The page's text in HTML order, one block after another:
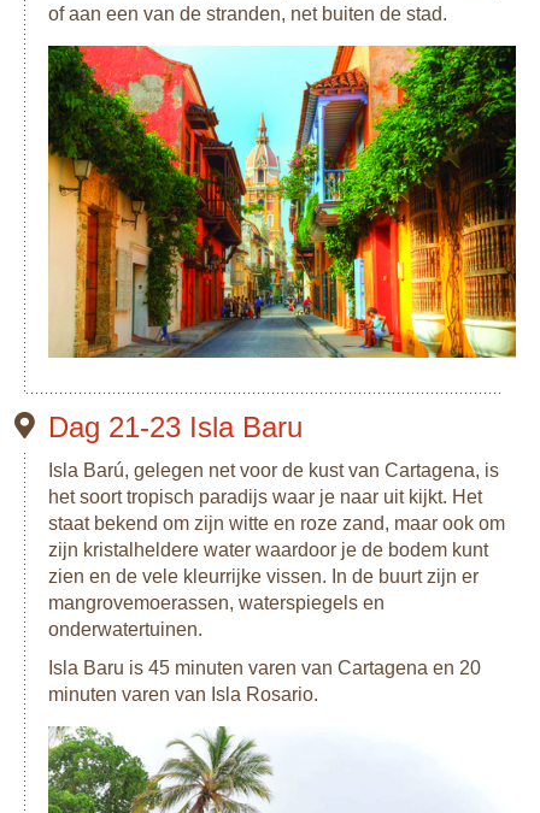
of aan een van de stranden, net buiten de stad.
Dag 21-23 Isla Baru
Isla Barú, gelegen net voor de kust van Cartagena, is
het soort tropisch paradijs waar je naar uit kijkt. Het
staat bekend om zijn witte en roze zand, maar ook om
zijn kristalheldere water waardoor je de bodem kunt
zien en de vele kleurrijke vissen. In de buurt zijn er
mangrovemoerassen, waterspiegels en
onderwatertuinen.
Isla Baru is 45 minuten varen van Cartagena en 20
minuten varen van Isla Rosario.